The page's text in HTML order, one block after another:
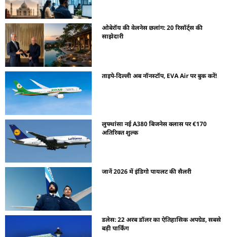
ओबेरॉय की वेलनेस छलांग: 20 रिसॉर्ट्स की
साझेदारी
ताइपे-दिल्ली अब नॉनस्टॉप, EVA Air पर बुक करें!
लुफ्थांसा नई A380 बिजनेस क्लास पर €170
अतिरिक्त शुल्क
जानें 2026 में इंडिगो पायलट की सैलरी
डलेस: 22 अरब डॉलर का ऐतिहासिक अपग्रेड, सबसे
बड़ी पार्किंग